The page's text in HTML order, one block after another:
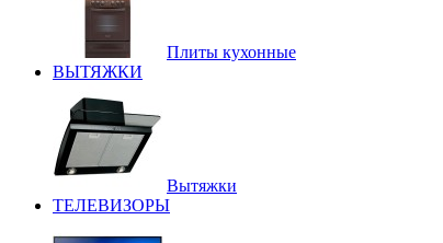
Плиты кухонные
ВЫТЯЖКИ
Вытяжки
ТЕЛЕВИЗОРЫ